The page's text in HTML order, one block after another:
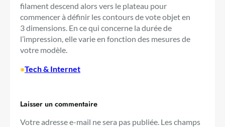
filament descend alors vers le plateau pour
commencer à définir les contours de vote objet en
3 dimensions. En ce qui concerne la durée de
l’impression, elle varie en fonction des mesures de
votre modèle.
•Tech & Internet
Laisser un commentaire
Votre adresse e-mail ne sera pas publiée. Les champs